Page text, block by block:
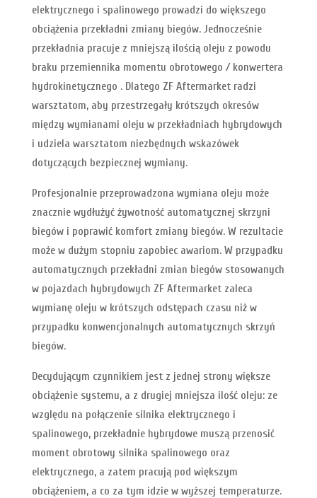
elektrycznego i spalinowego prowadzi do większego
obciążenia przekładni zmiany biegów. Jednocześnie
przekładnia pracuje z mniejszą ilością oleju z powodu
braku przemiennika momentu obrotowego / konwertera
hydrokinetycznego . Dlatego ZF Aftermarket radzi
warsztatom, aby przestrzegały krótszych okresów
między wymianami oleju w przekładniach hybrydowych
i udziela warsztatom niezbędnych wskazówek
dotyczących bezpiecznej wymiany.
Profesjonalnie przeprowadzona wymiana oleju może
znacznie wydłużyć żywotność automatycznej skrzyni
biegów i poprawić komfort zmiany biegów. W rezultacie
może w dużym stopniu zapobiec awariom. W przypadku
automatycznych przekładni zmian biegów stosowanych
w pojazdach hybrydowych ZF Aftermarket zaleca
wymianę oleju w krótszych odstępach czasu niż w
przypadku konwencjonalnych automatycznych skrzyń
biegów.
Decydującym czynnikiem jest z jednej strony większe
obciążenie systemu, a z drugiej mniejsza ilość oleju: ze
względu na połączenie silnika elektrycznego i
spalinowego, przekładnie hybrydowe muszą przenosić
moment obrotowy silnika spalinowego oraz
elektrycznego, a zatem pracują pod większym
obciążeniem, a co za tym idzie w wyższej temperaturze.